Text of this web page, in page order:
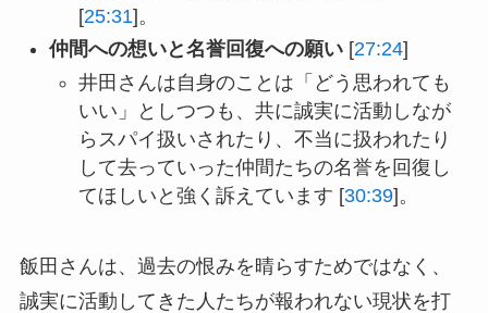
[25:31]。
仲間への想いと名誉回復への願い[27:24]
井田さんは自身のことは「どう思われても
いい」としつつも、共に誠実に活動しなが
らスパイ扱いされたり、不当に扱われたり
して去っていった仲間たちの名誉を回復し
てほしいと強く訴えています [30:39]。
飯田さんは、過去の恨みを晴らすためではなく、
誠実に活動してきた人たちが報われない現状を打